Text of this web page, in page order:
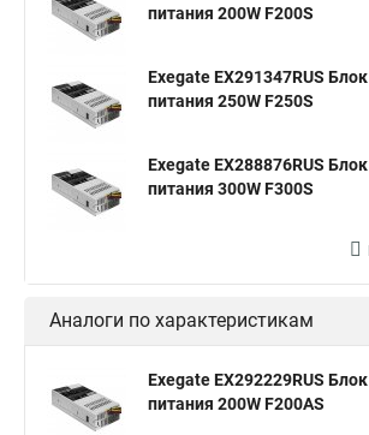
питания 200W F200S
Exegate EX291347RUS Блок
питания 250W F250S
Exegate EX288876RUS Блок
питания 300W F300S
Аналоги по характеристикам
Exegate EX292229RUS Блок
питания 200W F200AS